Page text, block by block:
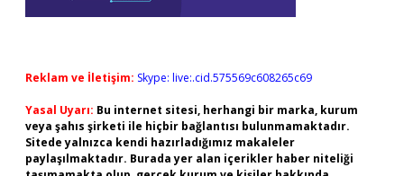
Reklam ve İletişim: Skype: live:.cid.575569c608265c69
Yasal Uyarı: Bu internet sitesi, herhangi bir marka, kurum
veya şahıs şirketi ile hiçbir bağlantısı bulunmamaktadır.
Sitede yalnızca kendi hazırladığımız makaleler
paylaşılmaktadır. Burada yer alan içerikler haber niteliği